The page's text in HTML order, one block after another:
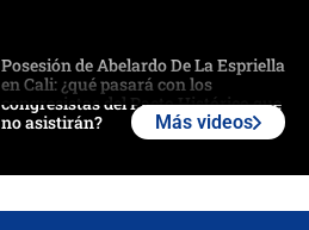
Posesión de Abelardo De La Espriella
en Cali: ¿qué pasará con los
congresistas del Pacto Histórico que
no asistirán?
Más videos